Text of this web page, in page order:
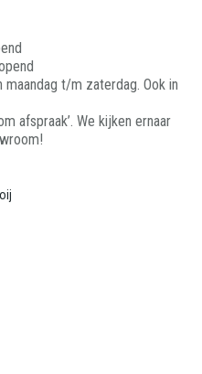
maandag t/m zaterdag. Ook in
afspraak’. We kijken ernaar